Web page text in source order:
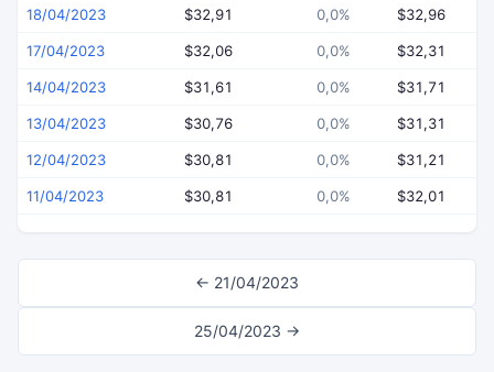
18/04/2023 $32,91 0,0% $32,96
17/04/2023 $32,06 0,0% $32,31
14/04/2023 $31,61 0,0% $31,71
13/04/2023 $30,76 0,0% $31,31
12/04/2023 $30,81 0,0% $31,21
11/04/2023 $30,81 0,0% $32,01
← 21/04/2023
25/04/2023 →